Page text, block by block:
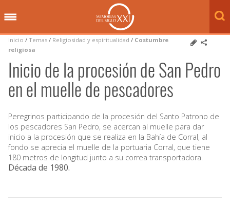
Inicio / Temas / Religiosidad y espiritualidad / Costumbre
religiosa
Inicio de la procesión de San Pedro
en el muelle de pescadores
Peregrinos participando de la procesión del Santo Patrono de
los pescadores San Pedro, se acercan al muelle para dar
inicio a la procesión que se realiza en la Bahía de Corral, al
fondo se aprecia el muelle de la portuaria Corral, que tiene
180 metros de longitud junto a su correa transportadora.
Década de 1980.